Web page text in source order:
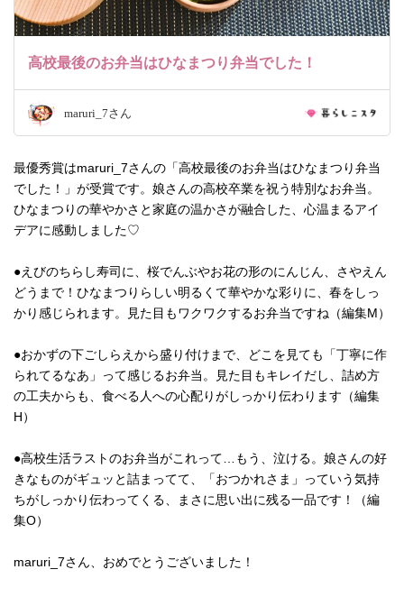
高校最後のお弁当はひなまつり弁当でした！
maruri_7さん
最優秀賞はmaruri_7さんの「高校最後のお弁当はひなまつり弁当
でした！」が受賞です。娘さんの高校卒業を祝う特別なお弁当。
ひなまつりの華やかさと家庭の温かさが融合した、心温まるアイ
デアに感動しました♡
●えびのちらし寿司に、桜でんぶやお花の形のにんじん、さやえん
どうまで！ひなまつりらしい明るくて華やかな彩りに、春をしっ
かり感じられます。見た目もワクワクするお弁当ですね（編集M）
●おかずの下ごしらえから盛り付けまで、どこを見ても「丁寧に作
られてるなあ」って感じるお弁当。見た目もキレイだし、詰め方
の工夫からも、食べる人への心配りがしっかり伝わります（編集
H）
●高校生活ラストのお弁当がこれって…もう、泣ける。娘さんの好
きなものがギュッと詰まってて、「おつかれさま」っていう気持
ちがしっかり伝わってくる、まさに思い出に残る一品です！（編
集O）
maruri_7さん、おめでとうございました！